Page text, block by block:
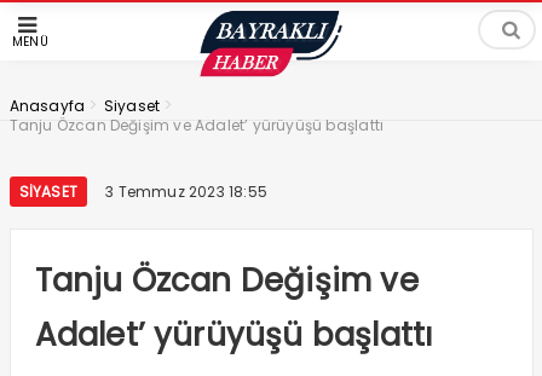
MENÜ
Anasayfa > Siyaset >
Tanju Özcan Değişim ve Adalet’ yürüyüşü başlattı
SIYASET 3 Temmuz 2023 18:55
Tanju Özcan Değişim ve
Adalet’ yürüyüşü başlattı